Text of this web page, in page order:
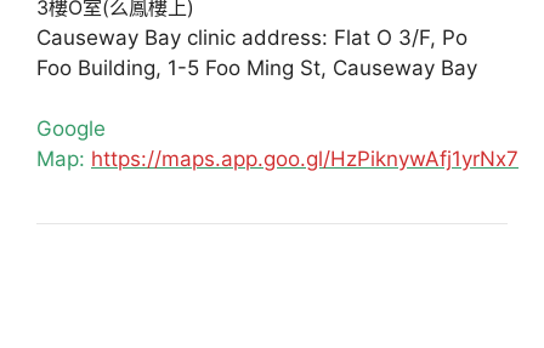
3樓O室(么鳳樓上)
Causeway Bay clinic address: Flat O 3/F, Po
Foo Building, 1-5 Foo Ming St, Causeway Bay
Google
Map: https://maps.app.goo.gl/HzPiknywAfj1yrNx7